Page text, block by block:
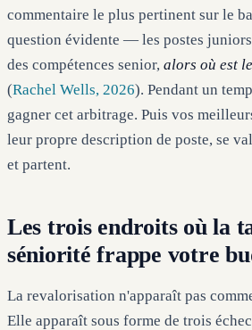
commentaire le plus pertinent sur le
question évidente — les postes
des compétences senior, alors où est
(Rachel Wells, 2026). Pendant un
gagner cet arbitrage. Puis vos
leur propre description de poste, se
et partent.
Les trois endroits où la
séniorité frappe votre
La revalorisation n'apparaît pas
Elle apparaît sous forme de trois